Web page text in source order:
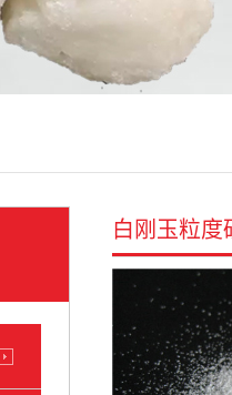
白刚玉粒度